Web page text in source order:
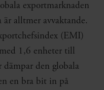
exportmarknaden
är alltmer avvaktande.
(EMI)
1,6 enheter till
den globala
en bra bit in på